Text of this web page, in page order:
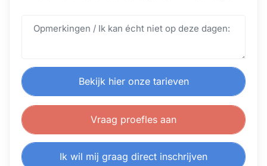
Bekijk hier onze tarieven
Vraag proefles aan
Ik wil mij graag direct inschrijven